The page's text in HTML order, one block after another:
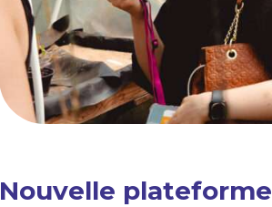
Nouvelle plateforme